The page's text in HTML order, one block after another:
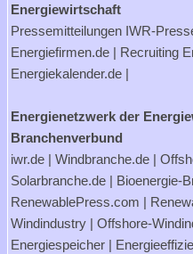
Energiewirtschaft
Pressemitteilungen IWR-
Energiefirmen.de | Recruiting
Energiekalender.de |
Energienetzwerk der
Branchenverbund
iwr.de | Windbranche.de |
Solarbranche.de | Bioenergie-
RenewablePress.com |
Windindustry | Offshore-
Energiespeicher |